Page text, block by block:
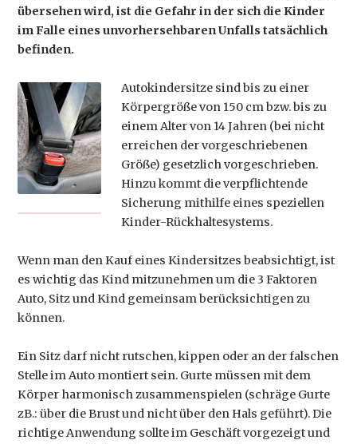
übersehen wird, ist die Gefahr in der sich die Kinder
im Falle eines unvorhersehbaren Unfalls tatsächlich
befinden.
Autokindersitze sind bis zu einer
Körpergröße von 150 cm bzw. bis zu
einem Alter von 14 Jahren (bei nicht
erreichen der vorgeschriebenen
Größe) gesetzlich vorgeschrieben.
Hinzu kommt die verpflichtende
Sicherung mithilfe eines speziellen
Kinder-Rückhaltesystems.
Wenn man den Kauf eines Kindersitzes beabsichtigt, ist
es wichtig das Kind mitzunehmen um die 3 Faktoren
Auto, Sitz und Kind gemeinsam berücksichtigen zu
können.
Ein Sitz darf nicht rutschen, kippen oder an der falschen
Stelle im Auto montiert sein. Gurte müssen mit dem
Körper harmonisch zusammenspielen (schräge Gurte
zB.: über die Brust und nicht über den Hals geführt). Die
richtige Anwendung sollte im Geschäft vorgezeigt und